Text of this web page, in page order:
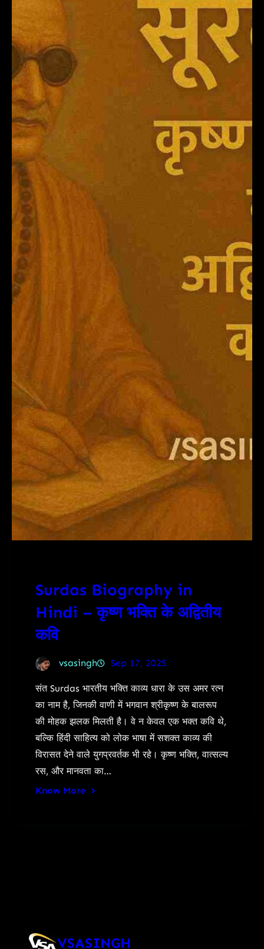
Surdas Biography in
Hindi – कृष्ण भक्ति के अद्वितीय
कवि
vsasingh Sep 17, 2025
संत Surdas भारतीय भक्ति काव्य धारा के उस अमर रत्न
का नाम है, जिनकी वाणी में भगवान श्रीकृष्ण के बालरूप
की मोहक झलक मिलती है। वे न केवल एक भक्त कवि थे,
बल्कि हिंदी साहित्य को लोक भाषा में सशक्त काव्य की
विरासत देने वाले युगप्रवर्तक भी रहे। कृष्ण भक्ति, वात्सल्य
रस, और मानवता का…
Know More
VSASINGH